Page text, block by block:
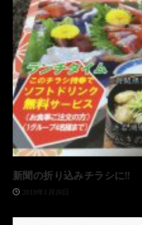
新聞の折り込みチラシに‼️
2019年1月20日